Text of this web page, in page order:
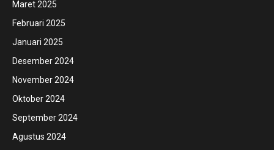
Maret 2025
Februari 2025
Januari 2025
Desember 2024
November 2024
Oktober 2024
September 2024
Agustus 2024